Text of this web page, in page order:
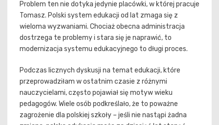
Problem ten nie dotyka jedynie placówki, w której pracuje
Tomasz. Polski system edukacji od lat zmaga się z
wieloma wyzwaniami. Chociaż obecna administracja
dostrzega te problemy i stara się je naprawić, to
modernizacja systemu edukacyjnego to długi proces.
Podczas licznych dyskusji na temat edukacji, które
przeprowadziłam w ostatnim czasie z różnymi
nauczycielami, często pojawiał się motyw wieku
pedagogów. Wiele osób podkreślało, że to poważne
zagrożenie dla polskiej szkoły – jeśli nie nastąpi żadna